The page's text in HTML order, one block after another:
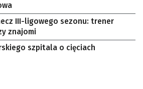
III-ligowego sezonu: trener
znajomi
szpitala o cięciach